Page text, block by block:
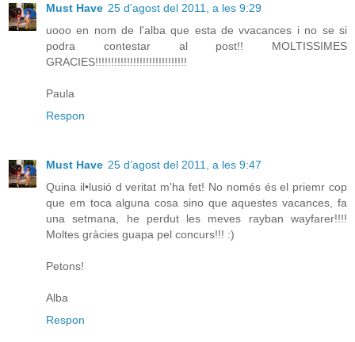
Must Have 25 d’agost del 2011, a les 9:29
uooo en nom de l'alba que esta de vvacances i no se si
podra contestar al post!! MOLTISSIMES
GRACIES!!!!!!!!!!!!!!!!!!!!!!!!!!!!!
Paula
Respon
Must Have 25 d’agost del 2011, a les 9:47
Quina il•lusió d veritat m'ha fet! No només és el priemr cop
que em toca alguna cosa sino que aquestes vacances, fa
una setmana, he perdut les meves rayban wayfarer!!!!
Moltes gràcies guapa pel concurs!!! :)
Petons!
Alba
Respon